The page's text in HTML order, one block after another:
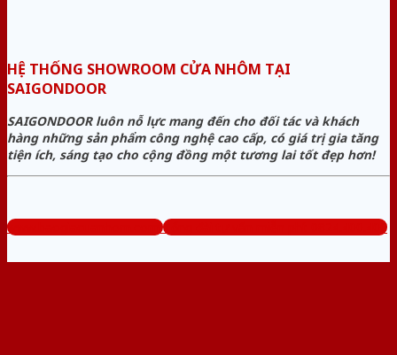
HỆ THỐNG SHOWROOM CỬA NHÔM TẠI
SAIGONDOOR
SAIGONDOOR luôn nỗ lực mang đến cho đối tác và khách
hàng những sản phẩm công nghệ cao cấp, có giá trị gia tăng
tiện ích, sáng tạo cho cộng đồng một tương lai tốt đẹp hơn!
www.baogiacuanhom.com Tổng đài tư vấn miễn phí: 0824.400.400